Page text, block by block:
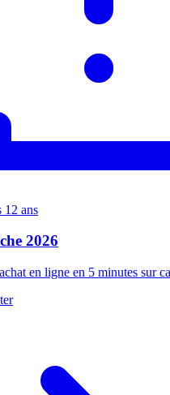
12 ans
2026
en ligne en 5 minutes sur